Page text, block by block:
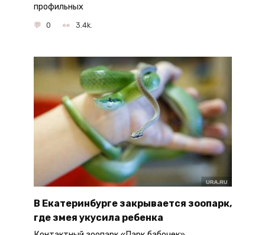
профильных
0 3.4k.
В Екатеринбурге закрывается зоопарк,
где змея укусила ребенка